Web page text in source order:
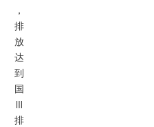
，
排
放
达
到
国
排